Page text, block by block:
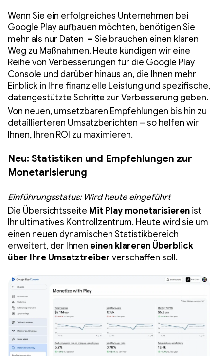
Wenn Sie ein erfolgreiches Unternehmen bei
Google Play aufbauen möchten, benötigen Sie
mehr als nur Daten – Sie brauchen einen klaren
Weg zu Maßnahmen. Heute kündigen wir eine
Reihe von Verbesserungen für die Google Play
Console und darüber hinaus an, die Ihnen mehr
Einblick in Ihre finanzielle Leistung und spezifische,
datengestützte Schritte zur Verbesserung geben.
Von neuen, umsetzbaren Empfehlungen bis hin zu
detaillierteren Umsatzberichten – so helfen wir
Ihnen, Ihren ROI zu maximieren.
Neu: Statistiken und Empfehlungen zur
Monetarisierung
Einführungsstatus: Wird heute eingeführt
Die Übersichtsseite Mit Play monetarisieren ist
Ihr ultimatives Kontrollzentrum. Heute wird sie um
einen neuen dynamischen Statistikbereich
erweitert, der Ihnen einen klareren Überblick
über Ihre Umsatztreiber verschaffen soll.